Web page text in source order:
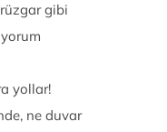
gibi
yollar!
ne duvar